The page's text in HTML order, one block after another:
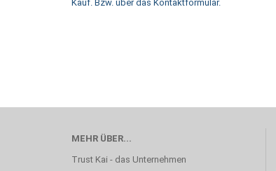
Kauf. Bzw. über das Kontaktformular.
MEHR ÜBER...
Trust Kai - das Unternehmen